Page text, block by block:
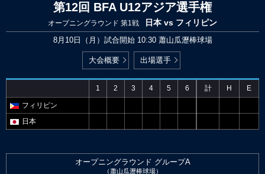
第12回 BFA U12アジア選手権
オープニングラウンド 第1戦 日本 vs フィリピン
8月10日（月）試合開始 10:30 蕭山瓜瀝棒球場
大会概要 出場選手
1 2 3 4 5 6 計 H E
フィリピン
日本
オープニングラウンド グループA
（蕭山瓜瀝棒球場）